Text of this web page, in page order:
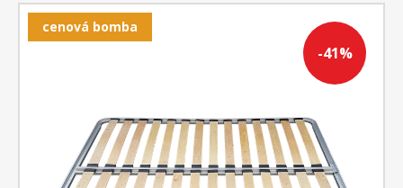
-41%
cenová bomba